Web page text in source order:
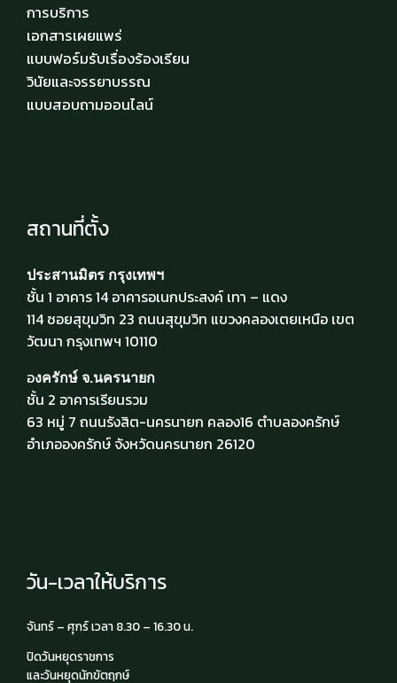
การบริการ
เอกสารเผยแพร่
แบบฟอร์มรับเรื่องร้องเรียน
วินัยและจรรยาบรรณ
แบบสอบถามออนไลน์
สถานที่ตั้ง
ประสานมิตร กรุงเทพฯ
ชั้น 1 อาคาร 14 อาคารอเนกประสงค์ เทา – แดง
114 ซอยสุขุมวิท 23 ถนนสุขุมวิท แขวงคลองเตยเหนือ เขต
วัฒนา กรุงเทพฯ 10110
องครักษ์ จ.นครนายก
ชั้น 2 อาคารเรียนรวม
63 หมู่ 7 ถนนรังสิต-นครนายก คลอง16 ตำบลองครักษ์
อำเภอองครักษ์ จังหวัดนครนายก 26120
วัน-เวลาให้บริการ
จันทร์ – ศุกร์ เวลา 8.30 – 16.30 น.
ปิดวันหยุดราชการ
และวันหยุดนักขัตฤกษ์